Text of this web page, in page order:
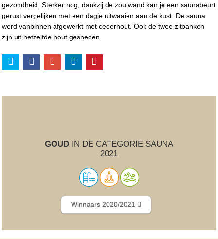
gezondheid. Sterker nog, dankzij de zoutwand kan je een saunabeurt
gerust vergelijken met een dagje uitwaaien aan de kust. De sauna
werd vanbinnen afgewerkt met cederhout. Ook de twee zitbanken
zijn uit hetzelfde hout gesneden.
GOUDIN DE CATEGORIE SAUNA
2021
Winnaars 2020/2021